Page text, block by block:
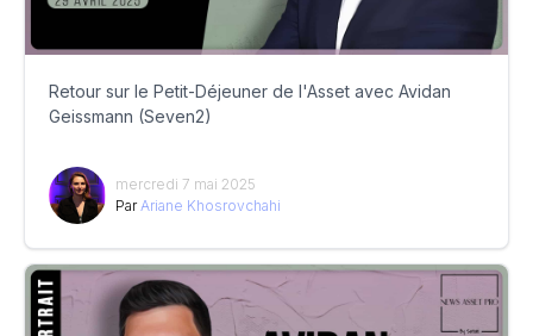
Retour sur le Petit-Déjeuner de l'Asset avec Avidan
Geissmann (Seven2)
mercredi 7 mai 2025
Par Ariane Khosrovchahi